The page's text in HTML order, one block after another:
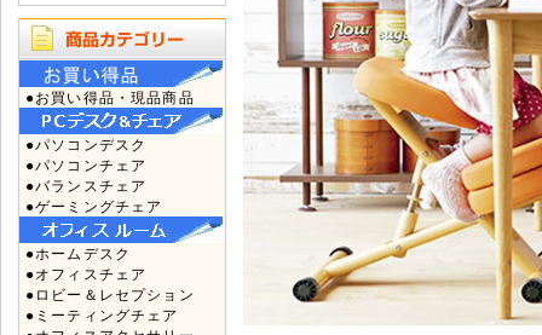
●お買い得品・現品商品
●パソコンデスク
●パソコンチェア
●バランスチェア
●ゲーミングチェア
●ホームデスク
●オフィスチェア
●ロビー＆レセプション
●ミーティングチェア